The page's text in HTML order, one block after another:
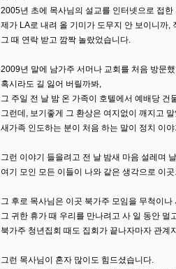
2005년 초에 목사님의 설교를 인터넷으로 접
제가 LA로 내려 올 기미가 도무지 안 보이니까,
그 때 연락 받고 깜짝 놀랐었습니다.
2009년 말에 남가주 서머나 교회를 처음 방문
혹시라도 길 잃어 버릴까봐,
그 주일 전 날 밤 온 가족이 호텔에서 예배당
그런데, 보기좋게 그 환상은 여지없이 깨지고
새가족 인도하는 분이 처음 하는 말이 정치 이
그런 이야기 들을려고 전 날 밤새 마음 설레며
여기 모인 모든 이들이 나와 같은 생각으로 이
그 후로 목사님은 이곳 북가주 모임을 무척이나
그 귀한 휴가 때 우리를 만나려고 사 일 동안 멀
북가주 청년집회 때도 집회가 끝나자마자 관
그런 목사님이 혼자 많이도 힘드셨습니다.